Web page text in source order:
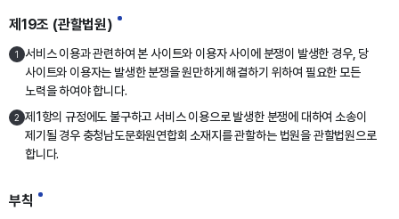
제19조 (관할법원)
1
서비스 이용과 관련하여 본 사이트와 이용자 사이에 분쟁이 발생한 경우, 당
사이트와 이용자는 발생한 분쟁을 원만하게 해결하기 위하여 필요한 모든
노력을 하여야 합니다.
2 제1항의 규정에도 불구하고 서비스 이용으로 발생한 분쟁에 대하여 소송이
제기될 경우 충청남도문화원연합회 소재지를 관할하는 법원을 관할법원으로
합니다.
부칙